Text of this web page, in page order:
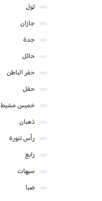
ثول
جازان
جدة
حائل
حفر الباطن
حقل
خميس مشيط
ذهبان
رأس تنورة
رابغ
سيهات
ضبا